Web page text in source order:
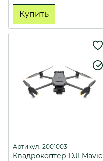
Купить
Артикул: 2001003
Квадрокоптер DJI Mavic